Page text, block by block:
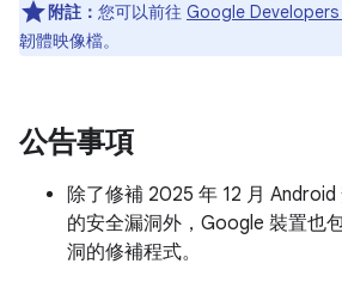
附註： 您可以前往 Google Developers
韌體映像檔。
公告事項
除了修補 2025 年 12 月
的安全漏洞外，Google 裝置也
洞的修補程式。